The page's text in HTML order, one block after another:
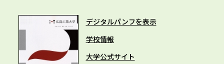
デジタルパンフを表示
学校情報
大学公式サイト